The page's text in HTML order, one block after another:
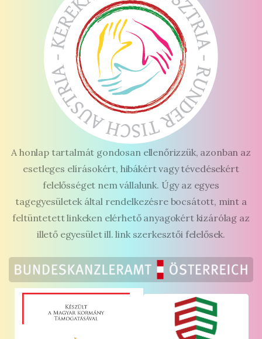
A honlap tartalmát gondosan ellenőrizzük, azonban az
esetleges elírásokért, hibákért vagy tévedésekért
felelősséget nem vállalunk. Úgy az egyes
tagegyesületek által rendelkezésre bocsátott, mint a
feltüntetett linkeken elérhető anyagokért kizárólag az
illető egyesület ill. link szerkesztői felelősek.